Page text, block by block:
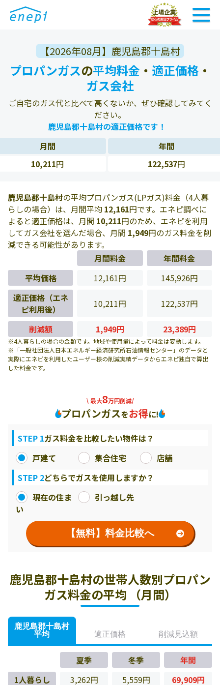
【2026年08月】鹿児島郡十島村
プロパンガスの平均料金 ・ 適正価格 ・
ガス会社
ご自宅のガス代と比べて高くないか、ぜひ確認してみてく
ださい。
鹿児島郡十島村の適正価格です！
月間
年間
10,211円 122,537円
鹿児島郡十島村の平均プロパンガス(LPガス)料金（4人暮
らしの場合）は、月間平均 12,161円です。エネピ調べに
よると適正価格は、月間 10,211円のため、エネピを利用
してガス会社を選んだ場合、月間 1,949円のガス料金を削
減できる可能性があります。
月間料金
年間料金
平均価格
12,161円
145,926円
適正価格（エネ
ピ利用後）
10,211円 122,537円
削減額 1,949円 23,389円
※4人暮らしの場合の金額です。地域や使用量によって料金は変動します。
※「一般社団法人日本エネルギー経済研究所石油情報センター」のデータと
実際にエネピを利用したユーザー様の削減実績データからエネピ独自で算出
した料金です。
\ 最大8万円削減/
プロパンガスをお得に!
STEP 1ガス料金を比較したい物件は？
戸建て
集合住宅
店舗
STEP 2どちらでガスを使用しますか？
現在の住ま
い
引っ越し先
【無料】料金比較へ
鹿児島郡十島村の世帯人数別プロパン
ガス料金の平均 （月間）
鹿児島郡十島村
平均
適正価格 削減見込額
夏季 冬季
年間
1人暮らし
3,262円 5,559円
69,909円